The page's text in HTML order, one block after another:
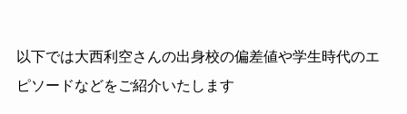
以下では大西利空さんの出身校の偏差値や学生時代のエ
ピソードなどをご紹介いたします